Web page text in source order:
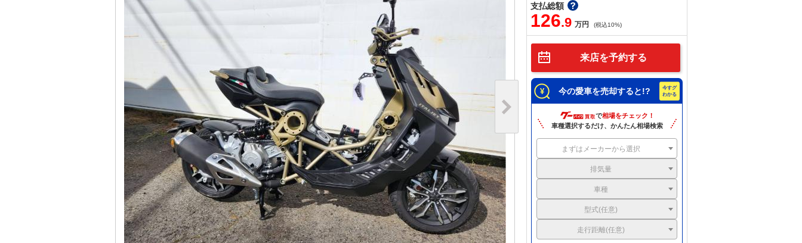
支払総額
126.9 万円 (税込10%)
来店を予約する
今の愛車を売却すると!?
で相場をチェック！
車種選択するだけ、かんたん相場検索
まずはメーカーから選択
排気量
車種
型式(任意)
走行距離(任意)